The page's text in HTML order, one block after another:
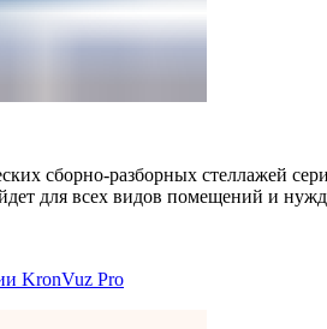
сборно-разборных стеллажей
для всех видов помещений и
KronVuz Pro